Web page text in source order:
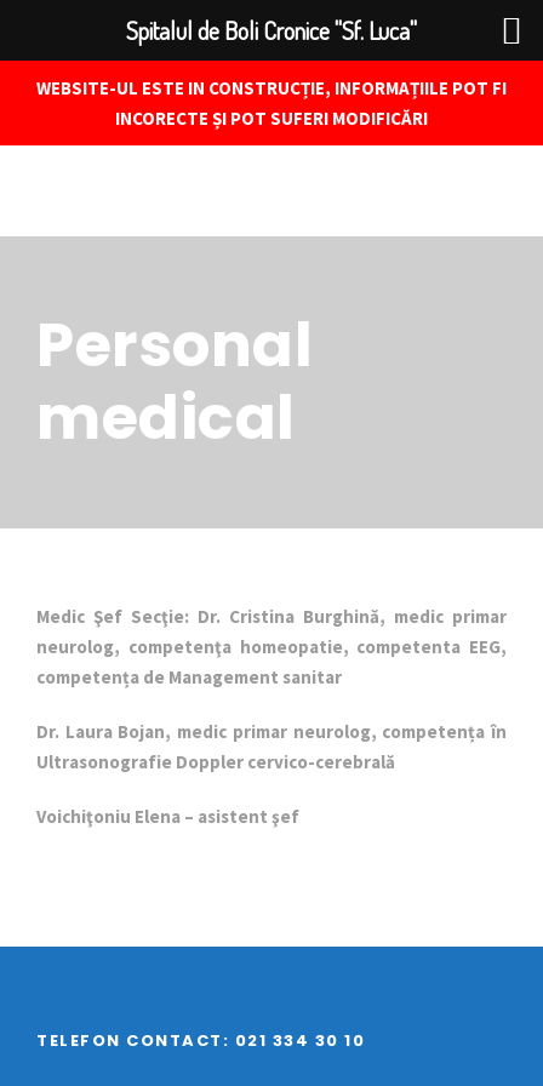
WEBSITE-UL ESTE IN CONSTRUCȚIE, INFORMAȚIILE POT FI
INCORECTE ȘI POT SUFERI MODIFICĂRI
Personal
medical
Medic Şef Secţie: Dr. Cristina Burghină, medic primar
neurolog, competenţa homeopatie, competenta EEG,
competența de Management sanitar
Dr. Laura Bojan, medic primar neurolog, competența în
Ultrasonografie Doppler cervico-cerebrală
Voichiţoniu Elena – asistent şef
TELEFON CONTACT: 021 334 30 10
Spitalul de Boli Cronice "Sf. Luca"